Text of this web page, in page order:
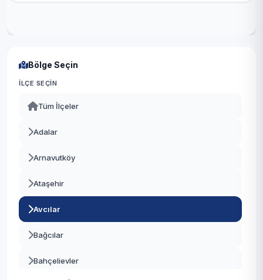
Bölge Seçin
İLÇE SEÇIN
Tüm İlçeler
Adalar
Arnavutköy
Ataşehir
Avcılar
Bağcılar
Bahçelievler